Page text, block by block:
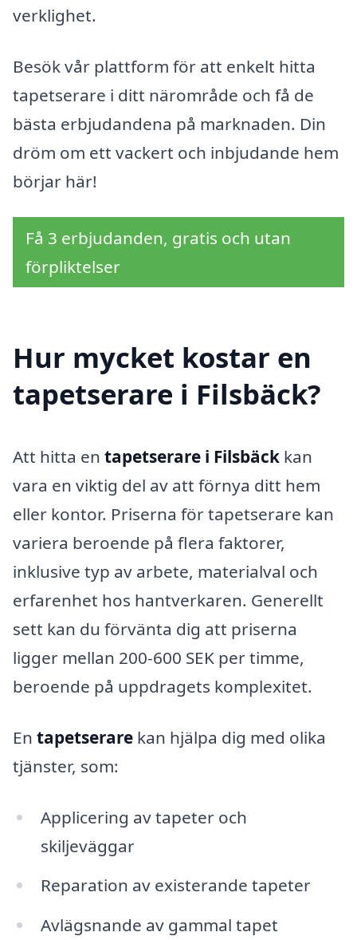
verklighet.
Besök vår plattform för att enkelt hitta
tapetserare i ditt närområde och få de
bästa erbjudandena på marknaden. Din
dröm om ett vackert och inbjudande hem
börjar här!
Få 3 erbjudanden, gratis och utan
förpliktelser
Hur mycket kostar en
tapetserare i Filsbäck?
Att hitta en tapetserare i Filsbäck kan
vara en viktig del av att förnya ditt hem
eller kontor. Priserna för tapetserare kan
variera beroende på flera faktorer,
inklusive typ av arbete, materialval och
erfarenhet hos hantverkaren. Generellt
sett kan du förvänta dig att priserna
ligger mellan 200-600 SEK per timme,
beroende på uppdragets komplexitet.
En tapetserare kan hjälpa dig med olika
tjänster, som:
Applicering av tapeter och
skiljeväggar
Reparation av existerande tapeter
Avlägsnande av gammal tapet